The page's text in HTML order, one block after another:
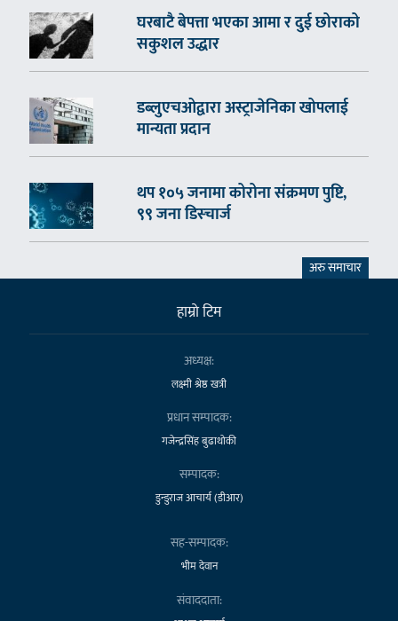
घरबाटै बेपत्ता भएका आमा र दुई छोराको
सकुशल उद्धार
डब्लुएचओद्वारा अस्ट्राजेनिका खोपलाई
मान्यता प्रदान
थप १०५ जनामा कोरोना संक्रमण पुष्टि,
९९ जना डिस्चार्ज
अरु समाचार
हाम्राे टिम
अध्यक्ष:
लक्ष्मी श्रेष्ठ खत्री
प्रधान सम्पादक:
गजेन्द्रसिंह बुढाथोकी
सम्पादक:
डुन्डुराज आचार्य (डीआर)
सह-सम्पादक:
भीम देवान
संवाददाता: